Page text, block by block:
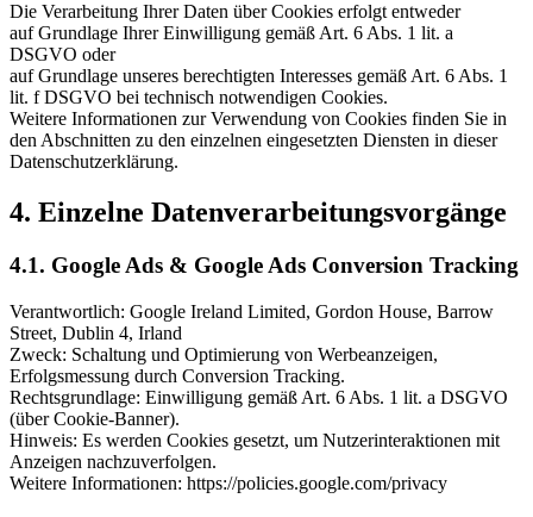
Die Verarbeitung Ihrer Daten über Cookies erfolgt entweder
auf Grundlage Ihrer Einwilligung gemäß Art. 6 Abs. 1 lit. a
DSGVO oder
auf Grundlage unseres berechtigten Interesses gemäß Art. 6 Abs. 1
lit. f DSGVO bei technisch notwendigen Cookies.
Weitere Informationen zur Verwendung von Cookies finden Sie in
den Abschnitten zu den einzelnen eingesetzten Diensten in dieser
Datenschutzerklärung.
4. Einzelne Datenverarbeitungsvorgänge
4.1. Google Ads & Google Ads Conversion Tracking
Verantwortlich: Google Ireland Limited, Gordon House, Barrow
Street, Dublin 4, Irland
Zweck: Schaltung und Optimierung von Werbeanzeigen,
Erfolgsmessung durch Conversion Tracking.
Rechtsgrundlage: Einwilligung gemäß Art. 6 Abs. 1 lit. a DSGVO
(über Cookie-Banner).
Hinweis: Es werden Cookies gesetzt, um Nutzerinteraktionen mit
Anzeigen nachzuverfolgen.
Weitere Informationen: https://policies.google.com/privacy